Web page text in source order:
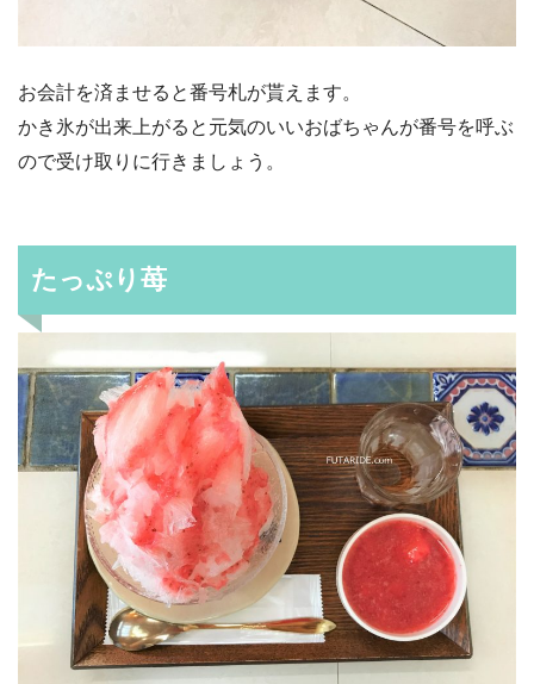
お会計を済ませると番号札が貰えます。
かき氷が出来上がると元気のいいおばちゃんが番号を呼ぶ
ので受け取りに行きましょう。
たっぷり苺